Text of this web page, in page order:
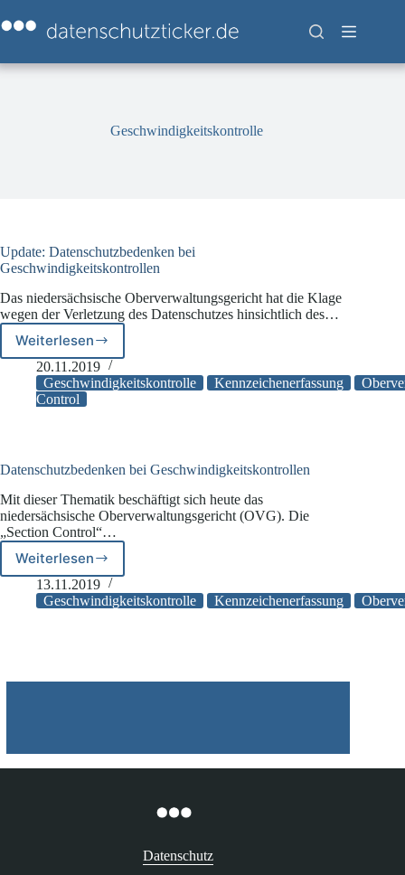
Inhalt
springen
Geschwindigkeitskontrolle
Update: Datenschutzbedenken bei
Geschwindigkeitskontrollen
Das niedersächsische Oberverwaltungsgericht hat die Klage
wegen der Verletzung des Datenschutzes hinsichtlich des…
Weiterlesen
Update:
Datenschutzbedenken
bei
Geschwindigkeitskontrollen
20.11.2019
Geschwindigkeitskontrolle
Kennzeichenerfassung
Control
Datenschutzbedenken bei Geschwindigkeitskontrollen
Mit dieser Thematik beschäftigt sich heute das
niedersächsische Oberverwaltungsgericht (OVG). Die
„Section Control“…
WeiterlesenDatenschutzbedenken
bei
Geschwindigkeitskontrollen
13.11.2019
Geschwindigkeitskontrolle
Kennzeichenerfassung
Datenschutz